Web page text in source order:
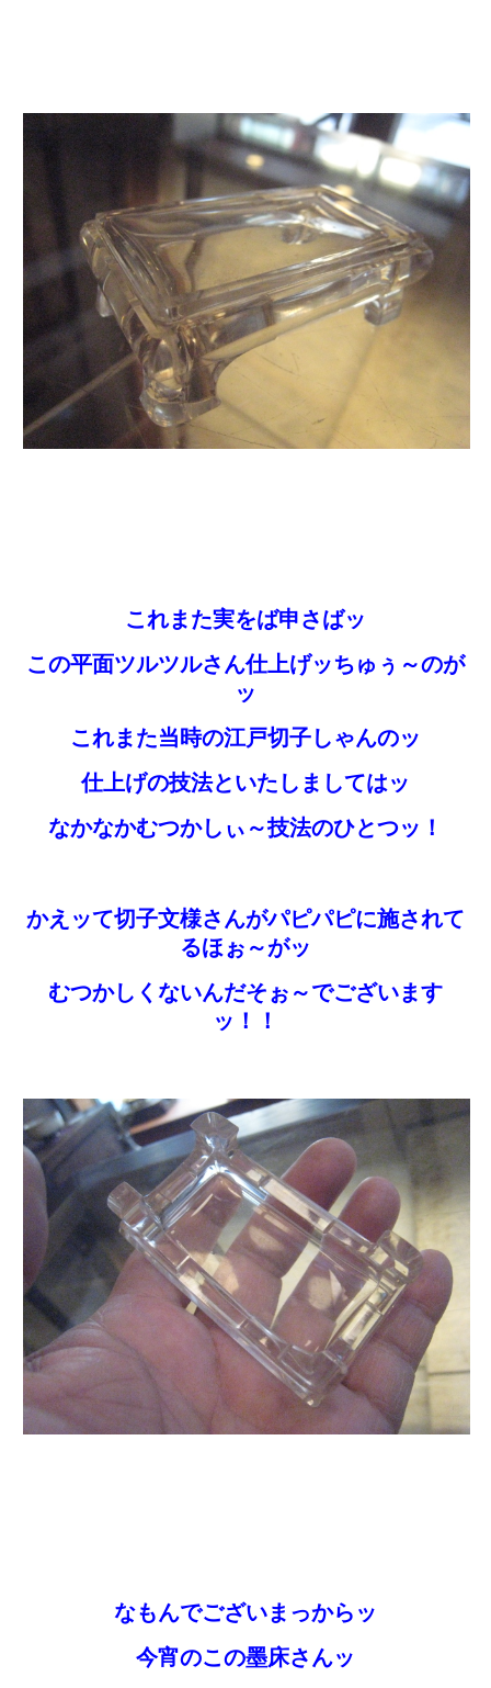
これまた実をば申さばッ
この平面ツルツルさん仕上げッちゅぅ～のが
ッ
これまた当時の江戸切子しゃんのッ
仕上げの技法といたしましてはッ
なかなかむつかしぃ～技法のひとつッ！
かえッて切子文様さんがパピパピに施されて
るほぉ～がッ
むつかしくないんだそぉ～でございます
ッ！！
なもんでございまっからッ
今宵のこの墨床さんッ